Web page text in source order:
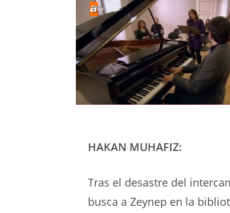
HAKAN MUHAFIZ:
Tras el desastre del
busca a Zeynep en la